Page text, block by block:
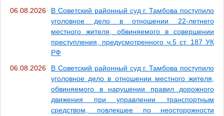
06.08.2026
В Советский районный суд г. Тамбова поступило
уголовное дело в отношении 22-летнего
местного жителя, обвиняемого в совершении
преступления, предусмотренного ч.5 ст. 187 УК
РФ
06.08.2026
В Советский районный суд г. Тамбова поступило
уголовное дело в отношении местного жителя,
обвиняемого в нарушении правил дорожного
движения при управлении транспортным
средством, повлекшее по неосторожности